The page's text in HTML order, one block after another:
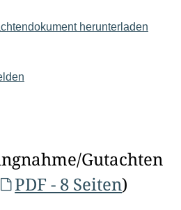
herunterladen
Gutachten
PDF - 8 Seiten)